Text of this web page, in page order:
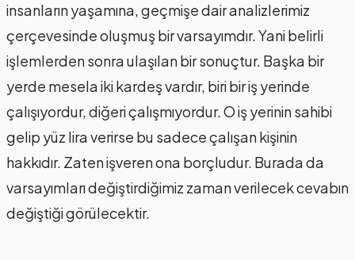
insanların yaşamına, geçmişe dair analizlerimiz
çerçevesinde oluşmuş bir varsayımdır. Yani belirli
işlemlerden sonra ulaşılan bir sonuçtur. Başka bir
yerde mesela iki kardeş vardır, biri bir iş yerinde
çalışıyordur, diğeri çalışmıyordur. O iş yerinin sahibi
gelip yüz lira verirse bu sadece çalışan kişinin
hakkıdır. Zaten işveren ona borçludur. Burada da
varsayımları değiştirdiğimiz zaman verilecek cevabın
değiştiği görülecektir.